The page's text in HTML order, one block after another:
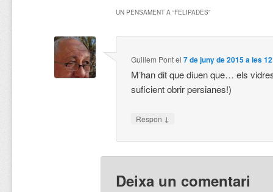
UN PENSAMENT A “FELIPADES”
Guillem Pontel7 de juny de 2015 a les
M’han dit que diuen que… els
suficient obrir persianes!)
Respon ↓
Deixa un comentari